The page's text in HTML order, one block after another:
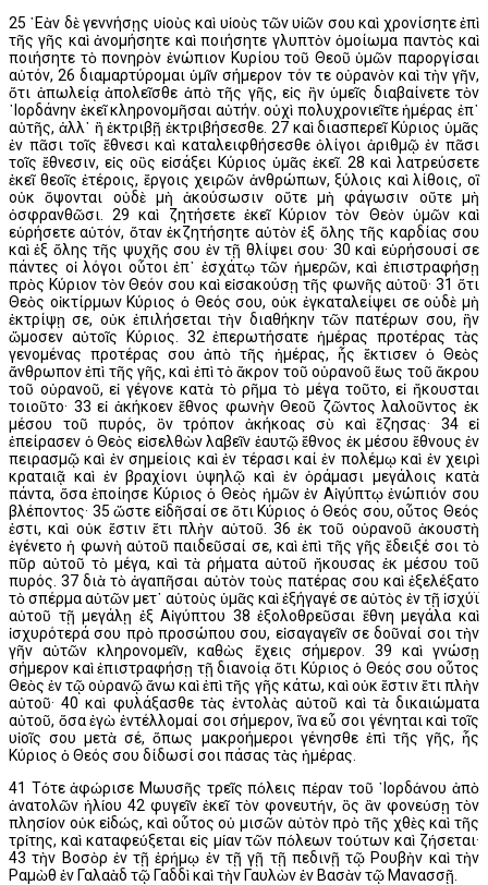
25 ᾿Εὰν δὲ γεννήσῃς υἱοὺς καὶ υἱοὺς τῶν υἱῶν σου καὶ χρονίσητε ἐπὶ
τῆς γῆς καὶ ἀνομήσητε καὶ ποιήσητε γλυπτὸν ὁμοίωμα παντὸς καὶ
ποιήσητε τὸ πονηρὸν ἐνώπιον Κυρίου τοῦ Θεοῦ ὑμῶν παροργίσαι
αὐτόν, 26 διαμαρτύρομαι ὑμῖν σήμερον τόν τε οὐρανὸν καὶ τὴν γῆν,
ὅτι ἀπωλείᾳ ἀπολεῖσθε ἀπὸ τῆς γῆς, εἰς ἣν ὑμεῖς διαβαίνετε τὸν
᾿Ιορδάνην ἐκεῖ κληρονομῆσαι αὐτήν. οὐχὶ πολυχρονιεῖτε ἡμέρας ἐπ᾿
αὐτῆς, ἀλλ᾿ ἢ ἐκτριβῇ ἐκτριβήσεσθε. 27 καὶ διασπερεῖ Κύριος ὑμᾶς
ἐν πᾶσι τοῖς ἔθνεσι καὶ καταλειφθήσεσθε ὀλίγοι ἀριθμῷ ἐν πᾶσι
τοῖς ἔθνεσιν, εἰς οὓς εἰσάξει Κύριος ὑμᾶς ἐκεῖ. 28 καὶ λατρεύσετε
ἐκεῖ θεοῖς ἑτέροις, ἔργοις χειρῶν ἀνθρώπων, ξύλοις καὶ λίθοις, οἳ
οὐκ ὄψονται οὐδὲ μὴ ἀκούσωσιν οὔτε μὴ φάγωσιν οὔτε μὴ
ὀσφρανθῶσι. 29 καὶ ζητήσετε ἐκεῖ Κύριον τὸν Θεὸν ὑμῶν καὶ
εὑρήσετε αὐτόν, ὅταν ἐκζητήσητε αὐτὸν ἐξ ὅλης τῆς καρδίας σου
καὶ ἐξ ὅλης τῆς ψυχῆς σου ἐν τῇ θλίψει σου· 30 καὶ εὑρήσουσί σε
πάντες οἱ λόγοι οὗτοι ἐπ᾿ ἐσχάτῳ τῶν ἡμερῶν, καὶ ἐπιστραφήσῃ
πρὸς Κύριον τὸν Θεόν σου καὶ εἰσακούσῃ τῆς φωνῆς αὐτοῦ· 31 ὅτι
Θεὸς οἰκτίρμων Κύριος ὁ Θεός σου, οὐκ ἐγκαταλείψει σε οὐδὲ μὴ
ἐκτρίψῃ σε, οὐκ ἐπιλήσεται τὴν διαθήκην τῶν πατέρων σου, ἣν
ὤμοσεν αὐτοῖς Κύριος. 32 ἐπερωτήσατε ἡμέρας προτέρας τὰς
γενομένας προτέρας σου ἀπὸ τῆς ἡμέρας, ἧς ἔκτισεν ὁ Θεὸς
ἄνθρωπον ἐπὶ τῆς γῆς, καὶ ἐπὶ τὸ ἄκρον τοῦ οὐρανοῦ ἕως τοῦ ἄκρου
τοῦ οὐρανοῦ, εἰ γέγονε κατὰ τὸ ρῆμα τὸ μέγα τοῦτο, εἰ ἤκουσται
τοιοῦτο· 33 εἰ ἀκήκοεν ἔθνος φωνὴν Θεοῦ ζῶντος λαλοῦντος ἐκ
μέσου τοῦ πυρός, ὃν τρόπον ἀκήκοας σὺ καὶ ἔζησας· 34 εἰ
ἐπείρασεν ὁ Θεὸς εἰσελθὼν λαβεῖν ἑαυτῷ ἔθνος ἐκ μέσου ἔθνους ἐν
πειρασμῷ καὶ ἐν σημείοις καὶ ἐν τέρασι καί ἐν πολέμῳ καὶ ἐν χειρὶ
κραταιᾷ καὶ ἐν βραχίονι ὑψηλῷ καὶ ἐν ὁράμασι μεγάλοις κατὰ
πάντα, ὅσα ἐποίησε Κύριος ὁ Θεὸς ἡμῶν ἐν Αἰγύπτῳ ἐνώπιόν σου
βλέποντος· 35 ὥστε εἰδῆσαί σε ὅτι Κύριος ὁ Θεός σου, οὗτος Θεός
ἐστι, καὶ οὐκ ἔστιν ἔτι πλὴν αὐτοῦ. 36 ἐκ τοῦ οὐρανοῦ ἀκουστὴ
ἐγένετο ἡ φωνὴ αὐτοῦ παιδεῦσαί σε, καὶ ἐπὶ τῆς γῆς ἔδειξέ σοι τὸ
πῦρ αὐτοῦ τὸ μέγα, καὶ τὰ ρήματα αὐτοῦ ἤκουσας ἐκ μέσου τοῦ
πυρός. 37 διὰ τὸ ἀγαπῆσαι αὐτὸν τοὺς πατέρας σου καὶ ἐξελέξατο
τὸ σπέρμα αὐτῶν μετ᾿ αὐτοὺς ὑμᾶς καὶ ἐξήγαγέ σε αὐτὸς ἐν τῇ ἰσχύϊ
αὐτοῦ τῇ μεγάλῃ ἐξ Αἰγύπτου 38 ἐξολοθρεῦσαι ἔθνη μεγάλα καὶ
ἰσχυρότερά σου πρὸ προσώπου σου, εἰσαγαγεῖν σε δοῦναί σοι τὴν
γῆν αὐτῶν κληρονομεῖν, καθὼς ἔχεις σήμερον. 39 καὶ γνώσῃ
σήμερον καὶ ἐπιστραφήσῃ τῇ διανοίᾳ ὅτι Κύριος ὁ Θεός σου οὗτος
Θεὸς ἐν τῷ οὐρανῷ ἄνω καὶ ἐπὶ τῆς γῆς κάτω, καὶ οὐκ ἔστιν ἔτι πλὴν
αὐτοῦ· 40 καὶ φυλάξασθε τὰς ἐντολὰς αὐτοῦ καὶ τὰ δικαιώματα
αὐτοῦ, ὅσα ἐγὼ ἐντέλλομαί σοι σήμερον, ἵνα εὖ σοι γένηται καὶ τοῖς
υἱοῖς σου μετὰ σέ, ὅπως μακροήμεροι γένησθε ἐπὶ τῆς γῆς, ἧς
Κύριος ὁ Θεός σου δίδωσί σοι πάσας τὰς ἡμέρας.
41 Τότε ἀφώρισε Μωυσῆς τρεῖς πόλεις πέραν τοῦ ᾿Ιορδάνου ἀπὸ
ἀνατολῶν ἡλίου 42 φυγεῖν ἐκεῖ τὸν φονευτήν, ὃς ἂν φονεύσῃ τὸν
πλησίον οὐκ εἰδώς, καὶ οὗτος οὐ μισῶν αὐτὸν πρὸ τῆς χθὲς καὶ τῆς
τρίτης, καὶ καταφεύξεται εἰς μίαν τῶν πόλεων τούτων καὶ ζήσεται·
43 τὴν Βοσὸρ ἐν τῇ ἐρήμῳ ἐν τῇ γῇ τῇ πεδινῇ τῷ Ρουβὴν καὶ τὴν
Ραμὼθ ἐν Γαλαὰδ τῷ Γαδδὶ καὶ τὴν Γαυλὼν ἐν Βασὰν τῷ Μανασσῇ.